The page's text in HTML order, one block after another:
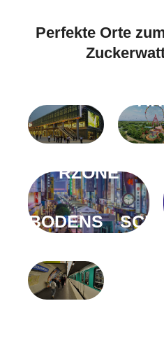
Perfekte Orte
RZONE
BODENS
TATION